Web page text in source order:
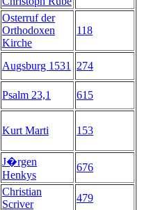
Osterruf der
Orthodoxen
Kirche
118
Augsburg 1531 274
Psalm 23,1
615
Kurt Marti 153
J�rgen
Henkys
676
Christian
Scriver
479